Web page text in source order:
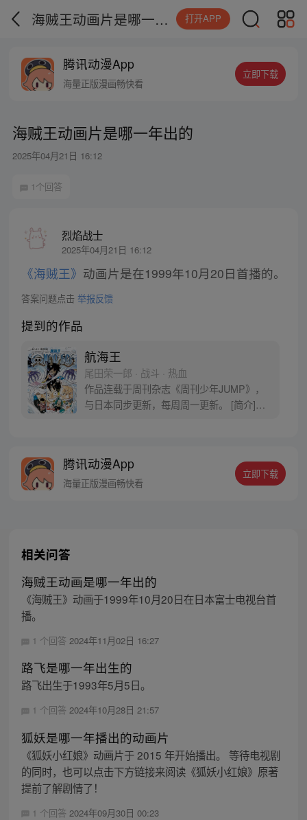
海贼王动画片是哪一年出的 打开APP
腾讯动漫App
海量正版漫画畅快看
立即下载
海贼王动画片是哪一年出的
2025年04月21日 16:12
1个回答
烈焰战士
2025年04月21日 16:12
《海贼王》 动画片是在1999年10月20日首播的。
答案问题点击 举报反馈
提到的作品
航海王
尾田荣一郎 · 战斗 · 热血
作品连载于周刊杂志《周刊少年JUMP》，
与日本同步更新，每周周一更新。 [简介]有
十年后，路飞为实现与因救他而断臂的杰克
斯的约定而出海，开始了以成为海盗王为目
腾讯动漫App
海量正版漫画畅快看
立即下载
相关问答
海贼王动画是哪一年出的
《海贼王》动画于1999年10月20日在日本富士电视台首
播。
1 个回答 2024年11月02日 16:27
路飞是哪一年出生的
路飞出生于1993年5月5日。
1 个回答 2024年10月28日 21:57
狐妖是哪一年播出的动画片
《狐妖小红娘》动画片于 2015 年开始播出。 等待电视剧
的同时，也可以点击下方链接来阅读《狐妖小红娘》原著
提前了解剧情了！
1 个回答 2024年09月30日 00:23